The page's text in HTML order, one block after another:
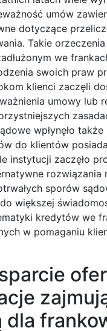
umów
dotyczące
Takie orzeczenia
we
swoich praw
klienci zaczęli
umowy lub
wpłynęło także
do klientów
instytucji zaczęło
rozwiązania
sporów
większej
kredytów we
w pomaganiu
dla